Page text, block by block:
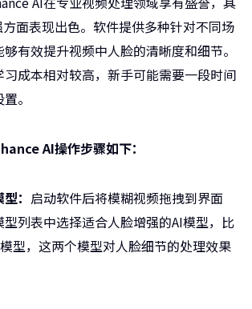
面表现出色。软件提供多种针对不同场
有效提升视频中人脸的清晰度和细节。
成本相对较高，新手可能需要一段时间
。
AI操作步骤如下：
： 启动软件后将模糊视频拖拽到界面
列表中选择适合人脸增强的AI模型，比
型，这两个模型对人脸细节的处理效果